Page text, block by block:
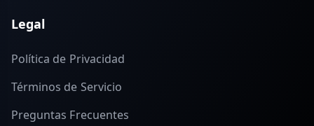
Legal
Política de Privacidad
Términos de Servicio
Preguntas Frecuentes